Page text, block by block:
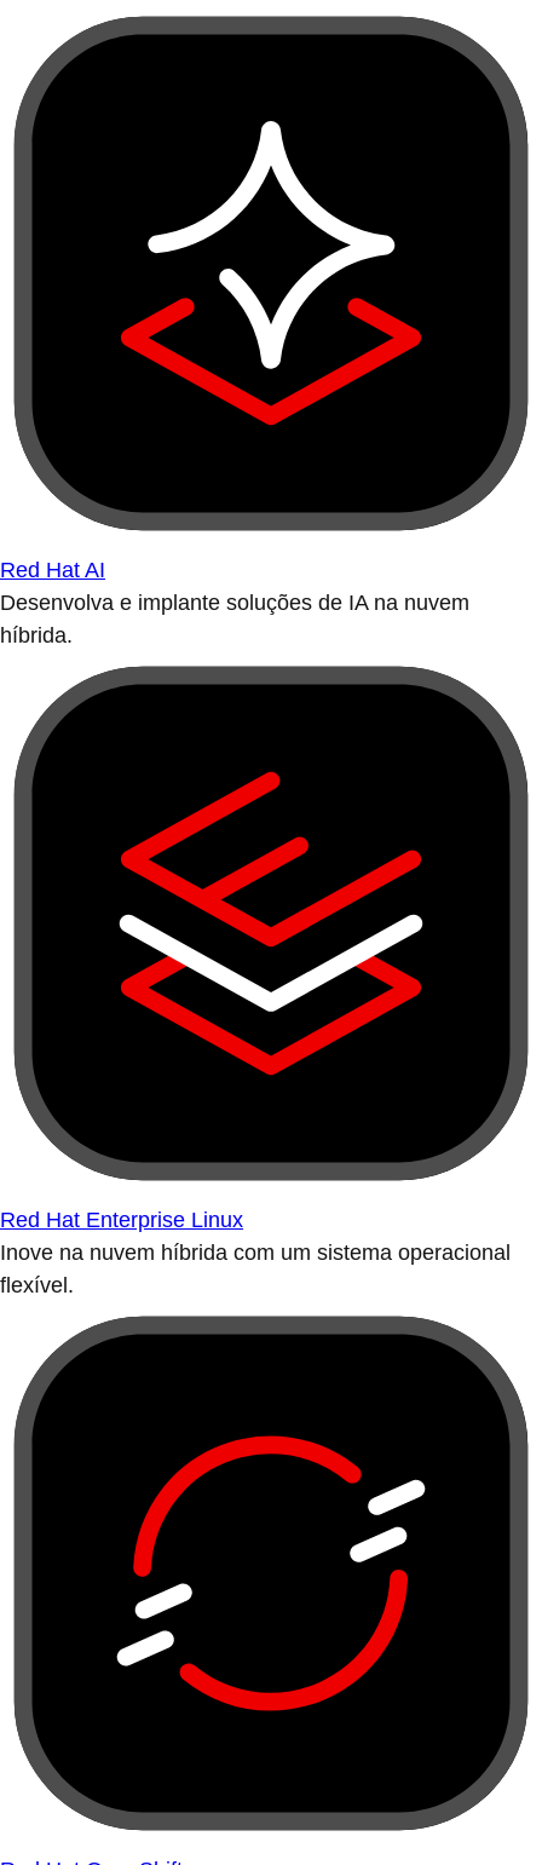
Red Hat AI
Desenvolva e implante soluções de IA na nuvem
híbrida.
Red Hat Enterprise Linux
Inove na nuvem híbrida com um sistema operacional
flexível.